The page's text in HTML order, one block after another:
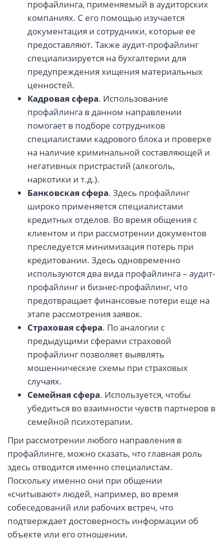
профайлинга, применяемый в аудиторских
компаниях. С его помощью изучается
документация и сотрудники, которые ее
предоставляют. Также аудит-профайлинг
специализируется на бухгалтерии для
предупреждения хищения материальных
ценностей.
Кадровая сфера. Использование
профайлинга в данном направлении
помогает в подборе сотрудников
специалистами кадрового блока и проверке
на наличие криминальной составляющей и
негативных пристрастий (алкоголь,
наркотики и т.д.).
Банковская сфера. Здесь профайлинг
широко применяется специалистами
кредитных отделов. Во время общения с
клиентом и при рассмотрении документов
преследуется минимизация потерь при
кредитовании. Здесь одновременно
используются два вида профайлинга – аудит-
профайлинг и бизнес-профайлинг, что
предотвращает финансовые потери еще на
этапе рассмотрения заявок.
Страховая сфера. По аналогии с
предыдущими сферами страховой
профайлинг позволяет выявлять
мошеннические схемы при страховых
случаях.
Семейная сфера. Используется, чтобы
убедиться во взаимности чувств партнеров в
семейной психотерапии.
При рассмотрении любого направления в
профайлинге, можно сказать, что главная роль
здесь отводится именно специалистам.
Поскольку именно они при общении
«считывают» людей, например, во время
собеседований или рабочих встреч, что
подтверждает достоверность информации об
объекте или его отношении.